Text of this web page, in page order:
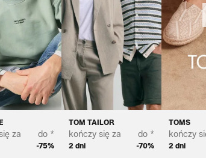
za do *
-75%
TOM TAILOR
kończy się za
2 dni
do *
-70%
TOMS
kończy
2 dni